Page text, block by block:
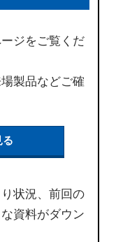
ジをご覧くだ
製品などご確
る
状況、前回の
資料がダウン